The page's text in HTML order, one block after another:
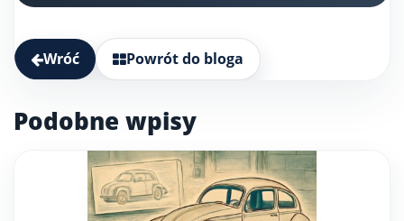
Wróć Powrót do bloga
Podobne wpisy